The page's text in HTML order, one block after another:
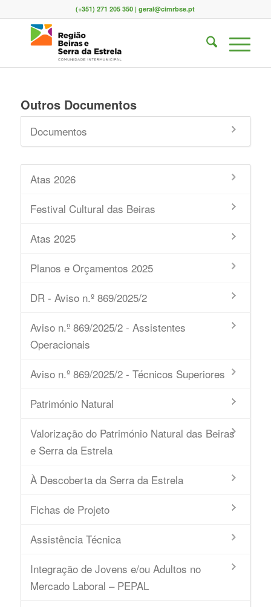
(+351) 271 205 350 | geral@cimrbse.pt
Outros Documentos
Documentos
Atas 2026
Festival Cultural das Beiras
Atas 2025
Planos e Orçamentos 2025
DR - Aviso n.º 869/2025/2
Aviso n.º 869/2025/2 - Assistentes
Operacionais
Aviso n.º 869/2025/2 - Técnicos Superiores
Património Natural
Valorização do Património Natural das Beiras
e Serra da Estrela
À Descoberta da Serra da Estrela
Fichas de Projeto
Assistência Técnica
Integração de Jovens e/ou Adultos no
Mercado Laboral – PEPAL